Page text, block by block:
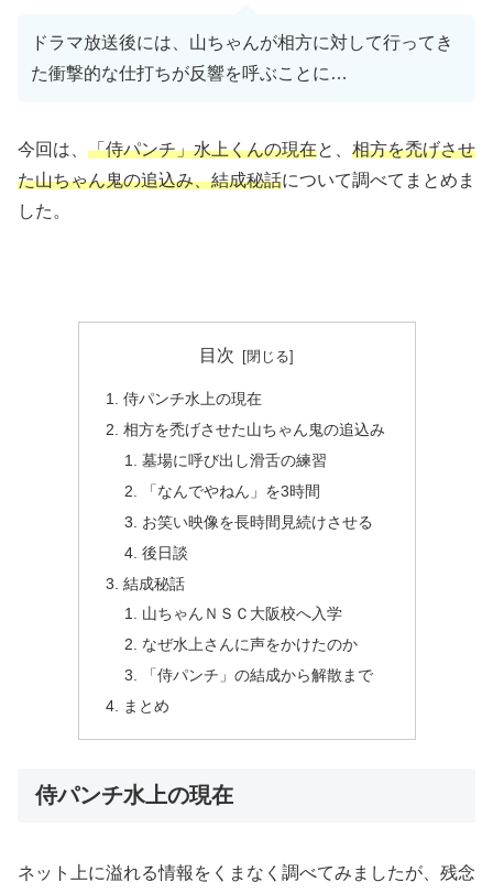
ドラマ放送後には、山ちゃんが相方に対して行ってき
た衝撃的な仕打ちが反響を呼ぶことに…
今回は、 「侍パンチ」水上くんの現在と、 相方を禿げさせ
た山ちゃん鬼の追込み、結成秘話について調べてまとめま
した。
目次
侍パンチ水上の現在
相方を禿げさせた山ちゃん鬼の追込み
墓場に呼び出し滑舌の練習
「なんでやねん」を3時間
お笑い映像を長時間見続けさせる
後日談
結成秘話
山ちゃんＮＳＣ大阪校へ入学
なぜ水上さんに声をかけたのか
「侍パンチ」の結成から解散まで
まとめ
侍パンチ水上の現在
ネット上に溢れる情報をくまなく調べてみましたが、残念